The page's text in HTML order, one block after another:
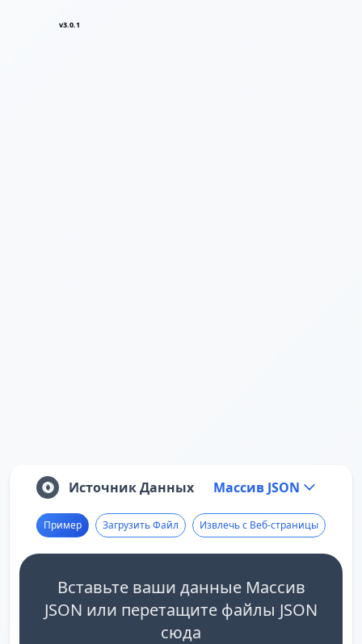
v3.0.1
Источник Данных Массив JSON
Пример Загрузить Файл Извлечь с Веб-страницы
Вставьте ваши данные Массив
JSON или перетащите файлы JSON
сюда